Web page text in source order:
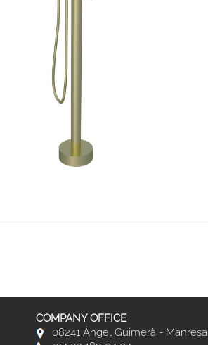
COMPANY OFFICE
08241 Àngel Guimerà - Manresa